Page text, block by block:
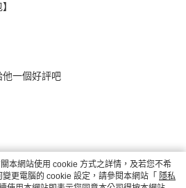
一個好評吧
本網站使用 cookie 方式之詳情，及若您不希
更電腦的 cookie 設定，請參閱本網站「 隱私